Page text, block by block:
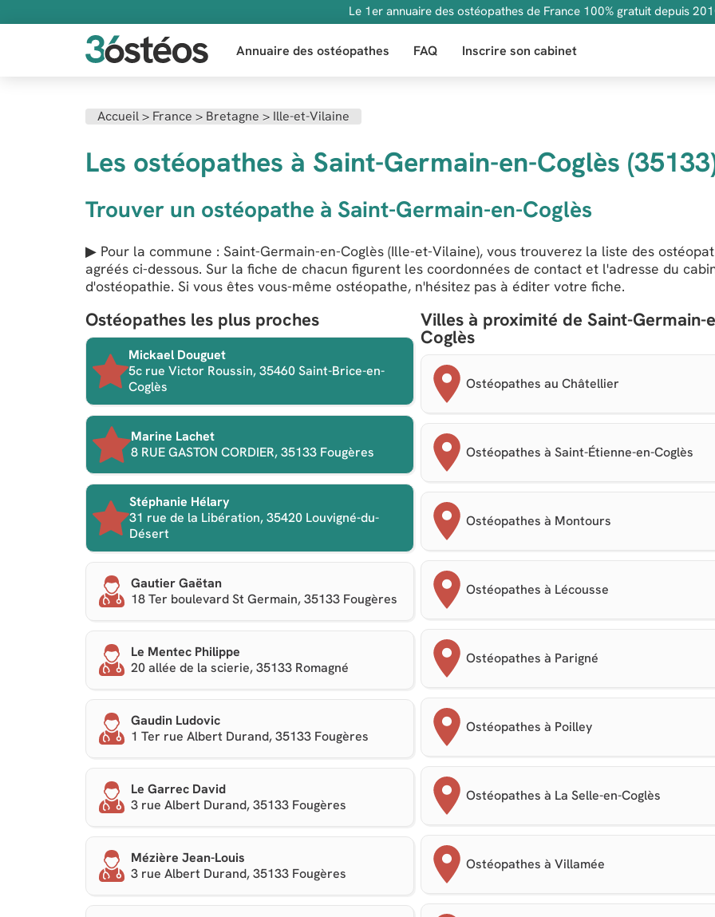
Le 1er annuaire des ostéopathes de France 100% gratuit depuis
Annuaire des ostéopathes FAQ Inscrire son cabinet
Accueil> France > Bretagne > Ille-et-Vilaine
Les ostéopathes à Saint-Germain-en-Coglès
Trouver un ostéopathe à Saint-Germain-en-Coglès
▶ Pour la commune : Saint-Germain-en-Coglès (Ille-et-Vilaine), vous trouverez la liste des
agréés ci-dessous. Sur la fiche de chacun figurent les coordonnées de contact et l'adresse du
d'ostéopathie. Si vous êtes vous-même ostéopathe, n'hésitez pas à éditer votre fiche.
Ostéopathes les plus proches
Mickael Douguet
5c rue Victor Roussin, 35460 Saint-Brice-en-
Coglès
Marine Lachet
8 RUE GASTON CORDIER, 35133 Fougères
Stéphanie Hélary
31 rue de la Libération, 35420 Louvigné-du-
Désert
Gautier Gaëtan
18 Ter boulevard St Germain, 35133 Fougères
Le Mentec Philippe
20 allée de la scierie, 35133 Romagné
Gaudin Ludovic
1 Ter rue Albert Durand, 35133 Fougères
Le Garrec David
3 rue Albert Durand, 35133 Fougères
Mézière Jean-Louis
3 rue Albert Durand, 35133 Fougères
Villes à proximité de Saint-Germain-
Coglès
Ostéopathes au Châtellier
Ostéopathes à Saint-Étienne-en-Coglès
Ostéopathes à Montours
Ostéopathes à Lécousse
Ostéopathes à Parigné
Ostéopathes à Poilley
Ostéopathes à La Selle-en-Coglès
Ostéopathes à Villamée